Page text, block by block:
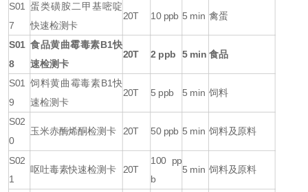
S01
7
蛋类磺胺二甲基嘧啶
快速检测卡
20T 10 ppb 5 min 禽蛋
S01
8
食品黄曲霉毒素B1快
速检测卡
20T 2 ppb 5 min 食品
S01
9
饲料黄曲霉毒素B1快
速检测卡
20T 5 ppb 5 min 饲料
S02
0
玉米赤酶烯酮检测卡 20T 50 ppb 5 min 饲料及原料
S02
1
呕吐毒素快速检测卡 20T
100 pp
b
5 min 饲料及原料